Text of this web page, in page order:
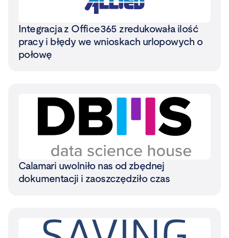
Integracja z Office365 zredukowała ilość
pracy i błędy we wnioskach urlopowych o
połowę
Calamari uwolniło nas od zbędnej
dokumentacji i zaoszczędziło czas